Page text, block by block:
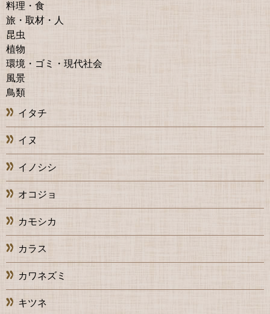
料理・食
旅・取材・人
昆虫
植物
環境・ゴミ・現代社会
風景
鳥類
イタチ
イヌ
イノシシ
オコジョ
カモシカ
カラス
カワネズミ
キツネ